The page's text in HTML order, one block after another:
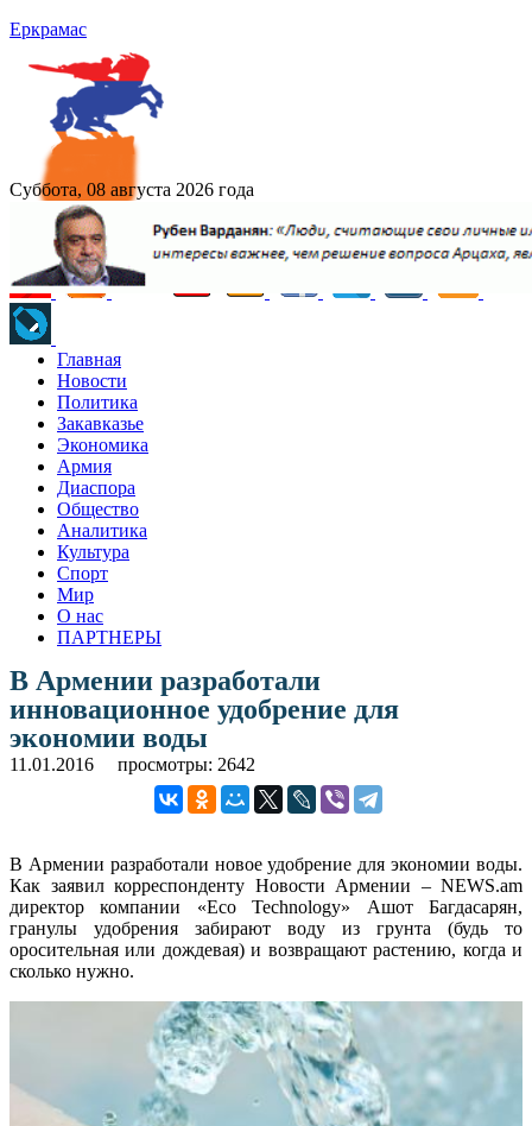
Еркрамас
Суббота, 08 августа 2026 года
Главная
Новости
Политика
Закавказье
Экономика
Армия
Диаспора
Общество
Аналитика
Культура
Спорт
Мир
О нас
ПАРТНЕРЫ
В Армении разработали
инновационное удобрение для
экономии воды
11.01.2016 просмотры: 2642
В Армении разработали новое удобрение для экономии воды.
Как заявил корреспонденту Новости Армении – NEWS.am
директор компании «Eco Technology» Ашот Багдасарян,
гранулы удобрения забирают воду из грунта (будь то
оросительная или дождевая) и возвращают растению, когда и
сколько нужно.